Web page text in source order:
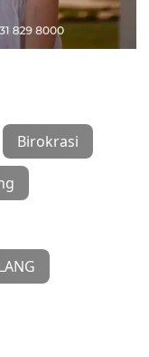
Birokrasi